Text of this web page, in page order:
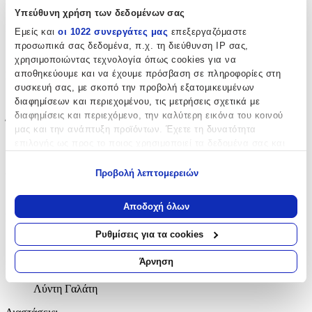
Υπεύθυνη χρήση των δεδομένων σας
Εμείς και οι 1022 συνεργάτες μας επεξεργαζόμαστε
προσωπικά σας δεδομένα, π.χ. τη διεύθυνση IP σας,
χρησιμοποιώντας τεχνολογία όπως cookies για να
αποθηκεύουμε και να έχουμε πρόσβαση σε πληροφορίες στη
συσκευή σας, με σκοπό την προβολή εξατομικευμένων
διαφημίσεων και περιεχομένου, τις μετρήσεις σχετικά με
διαφημίσεις και περιεχόμενο, την καλύτερη εικόνα του κοινού
μας και την ανάπτυξη προϊόντων. Έχετε τη δυνατότητα
Να συλλέξουμε πληροφορίες σχετικά με τη γεωγραφική
σας τοποθεσία, οι οποίες μπορεί να είναι ακριβείς σε
απόσταση μερικών μέτρων
Να αναγνωρίσουμε τη συσκευή σας σαρώνοντας ενεργά
για συγκεκριμένα χαρακτηριστικά (δακτυλικό αποτύπωμα)
Μάθετε περισσότερα σχετικά με τον τρόπο επεξεργασίας των
προσωπικών σας δεδομένων και καθορίστε τις προτιμήσεις σας
Προβολή λεπτομερειών
Αποδοχή όλων
Ρυθμίσεις για τα cookies
Άρνηση
Εκδότης:
Διόπτρα
Ημερομηνία Έκδοσης:
20/11/2019
Έτος Έκδοσης
14
Μετάφραση:
Βίκυ Κατσαρού
Συντελεστές (Εισαγωγή/Επίμετρο/Επιμέλεια)
Λύντη Γαλάτη